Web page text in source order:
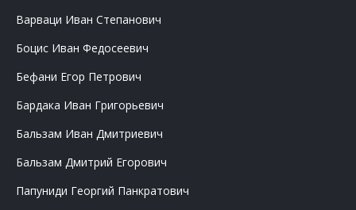
Варваци Иван Степанович
Боцис Иван Федосеевич
Бефани Егор Петрович
Бардака Иван Григорьевич
Бальзам Иван Дмитриевич
Бальзам Дмитрий Егорович
Папуниди Георгий Панкратович